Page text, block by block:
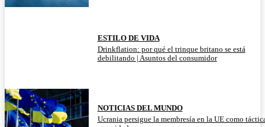
ESTILO DE VIDA
Drinkflation: por qué el trinque britano se está
debilitando | Asuntos del consumidor
NOTICIAS DEL MUNDO
Ucrania persigue la membresía en la UE como